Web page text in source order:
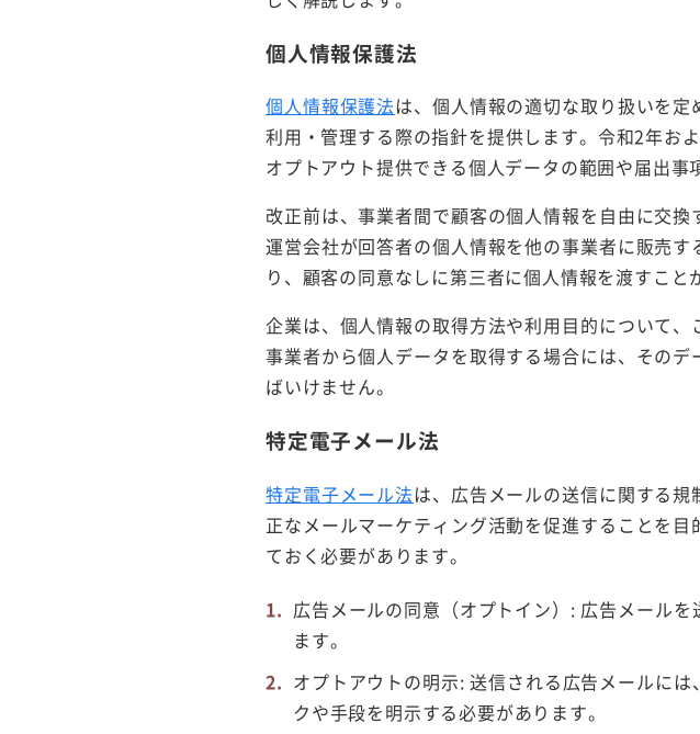
個人情報保護法
個人情報保護法は、個人情報の適切な取り扱いを
利用・管理する際の指針を提供します。令和2年お
オプトアウト提供できる個人データの範囲や届出事
改正前は、事業者間で顧客の個人情報を自由に交
運営会社が回答者の個人情報を他の事業者に販売
り、顧客の同意なしに第三者に個人情報を渡すこと
企業は、個人情報の取得方法や利用目的について
事業者から個人データを取得する場合には、その
ばいけません。
特定電子メール法
特定電子メール法は、広告メールの送信に関する
正なメールマーケティング活動を促進することを
ておく必要があります。
広告メールの同意（オプトイン）: 広告メール
ます。
オプトアウトの明示: 送信される広告メールに
クや手段を明示する必要があります。